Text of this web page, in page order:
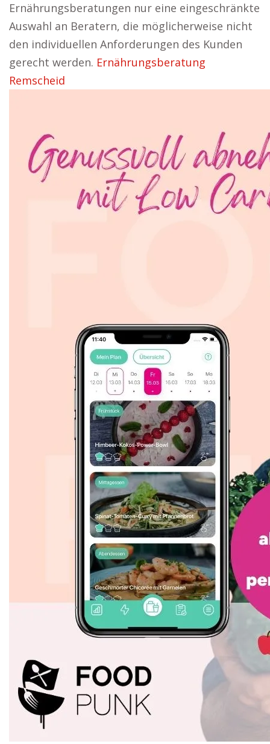
Ernährungsberatungen nur eine eingeschränkte
Auswahl an Beratern, die möglicherweise nicht
den individuellen Anforderungen des Kunden
gerecht werden. Ernährungsberatung
Remscheid